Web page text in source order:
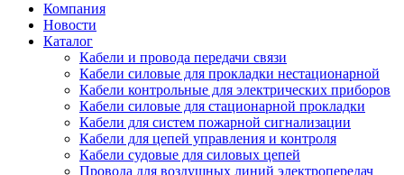
Компания
Новости
Каталог
Кабели и провода передачи связи
Кабели силовые для прокладки нестационарной
Кабели контрольные для электрических приборов
Кабели силовые для стационарной прокладки
Кабели для систем пожарной сигнализации
Кабели для цепей управления и контроля
Кабели судовые для силовых цепей
Провода для воздушных линий электропередач